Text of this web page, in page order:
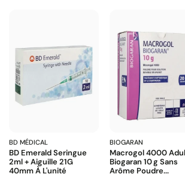
BD MÉDICAL
BD Emerald Seringue
2ml + Aiguille 21G
40mm À L'unité
BIOGARAN
Macrogol 4000
Biogaran 10 G Sans
Arôme Poudre...